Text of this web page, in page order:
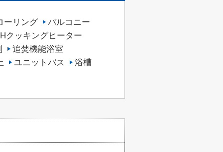
ーリング
バルコニー
クッキングヒーター
追焚機能浴室
ユニットバス 浴槽